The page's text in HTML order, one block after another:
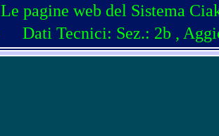
Le pagine web del Sistema
Dati Tecnici: Sez.: 2b ,